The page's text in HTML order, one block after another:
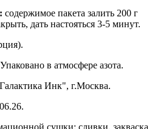
содержимое пакета залить 200 г
дать настояться 3-5 минут.
Упаковано в атмосфере азота.
Инк", г.Москва.
сушки: сливки, закваска